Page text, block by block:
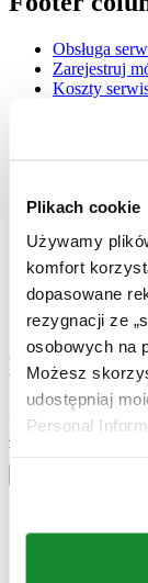
Plikach cookie
Używamy
komfort
dopasowane
rezygnacji ze
osobowych na
Możesz
udostępniaj
Personal
Obsługa
Zarejestruj
Koszty
Polityka
Plikach
Warunki
Warunki
Odstąpienie
Dołącz do
Zapisz się, aby
Zapisz się
Wybierz kraj / region
Belgia